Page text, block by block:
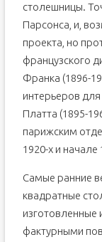
столешницы.
Парсонса, и,
проекта, но
французского
Франка (1896-
интерьеров
Платта (1895-
парижским
1920-х и начале
Самые ранние
квадратные
изготовленные
фактурными